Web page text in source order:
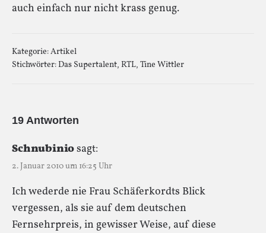
auch einfach nur nicht krass genug.
Kategorie:Artikel
Stichwörter:Das Supertalent, RTL, Tine Wittler
19 Antworten
Schnubiniosagt:
2. Januar 2010 um 16:25 Uhr
Ich wederde nie Frau Schäferkordts Blick
vergessen, als sie auf dem deutschen
Fernsehrpreis, in gewisser Weise, auf diese